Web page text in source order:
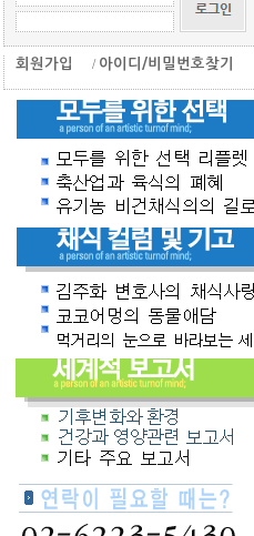
회원가입 / 아이디/비밀번호찾기